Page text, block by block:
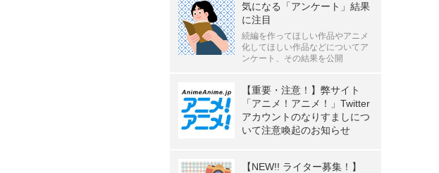
気になる「アンケート」結果
に注目
続編を作ってほしい作品やアニメ
化してほしい作品などについてア
ンケート、その結果を公開
【重要・注意！】弊サイト
「アニメ！アニメ！」Twitter
アカウントのなりすましにつ
いて注意喚起のお知らせ
【NEW!! ライター募集！】